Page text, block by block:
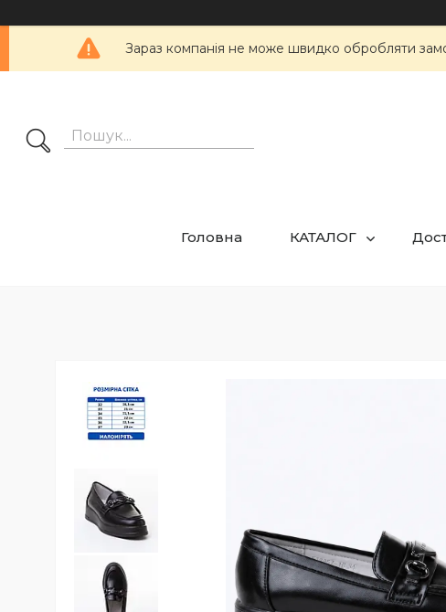
Зараз компанія не може швидко обробляти
Головна КАТАЛОГ